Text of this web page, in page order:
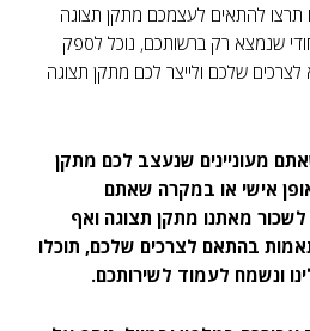
תרצו להתאים לעצמכם מתקן תצוגה
שנמצא רק ברשותכם, נוכל לספק
שלכם ולייצר לכם מתקן תצוגה
מעוניינים שנעצב לכם מתקן
אישי או במקרה שאתם
לשכור מאתנו מתקן תצוגה ואף
בהתאם לצרכים שלכם, תוכלו
ונשמח לעמוד לשירותכם.